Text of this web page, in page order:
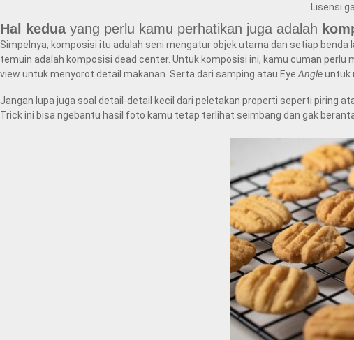
Lisensi
Hal kedua yang perlu kamu perhatikan juga adalah
Simpelnya, komposisi itu adalah seni mengatur objek utama dan setiap
temuin adalah komposisi dead center. Untuk komposisi ini, kamu cuman
view untuk menyorot detail makanan. Serta dari samping atau Eye Angleuntuk
Jangan lupa juga soal detail-detail kecil dari peletakan properti seperti piring
Trick ini bisa ngebantu hasil foto kamu tetap terlihat seimbang dan gak